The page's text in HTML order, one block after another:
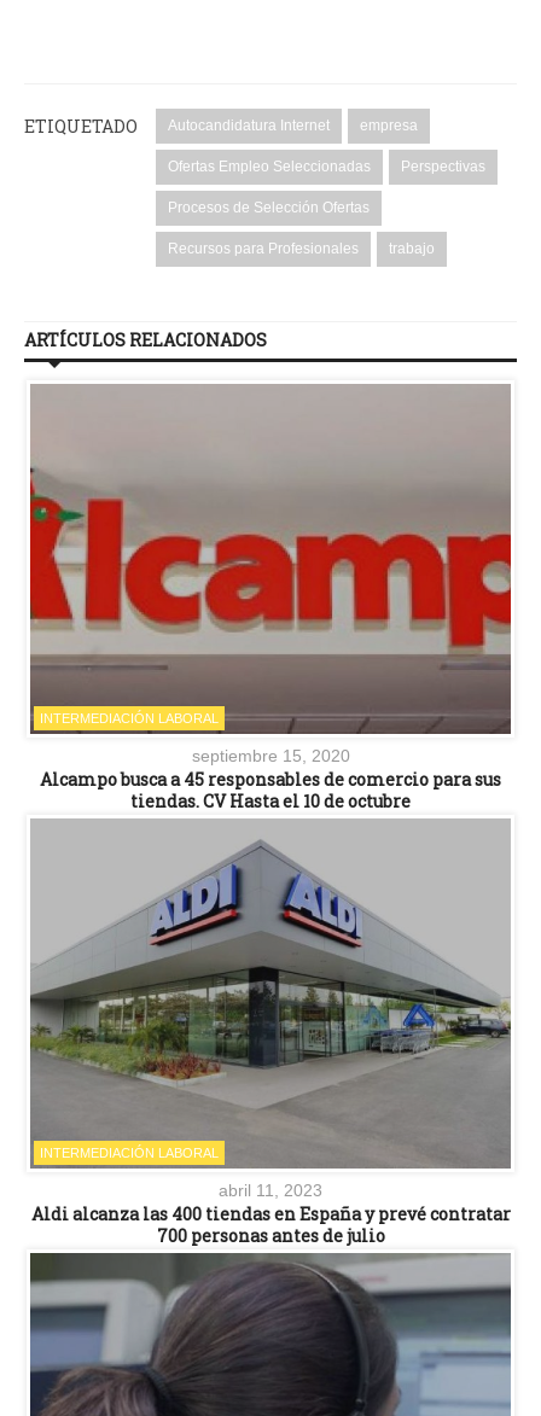
ETIQUETADO Autocandidatura Internet empresa
Ofertas Empleo Seleccionadas Perspectivas
Procesos de Selección Ofertas
Recursos para Profesionales trabajo
ARTÍCULOS RELACIONADOS
INTERMEDIACIÓN LABORAL
septiembre 15, 2020
Alcampo busca a 45 responsables de comercio para sus
tiendas. CV Hasta el 10 de octubre
INTERMEDIACIÓN LABORAL
abril 11, 2023
Aldi alcanza las 400 tiendas en España y prevé contratar
700 personas antes de julio